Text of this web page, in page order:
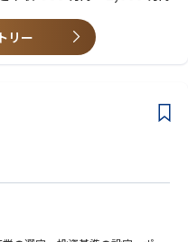
テージの会社に対するValue up
築することができる
とその解決策を自ら考え実行す
有しあうことで、自分一人では
す
きます。
長支援経験
事業企画、事業撤退、事業買収/
支援経験
事業企画、事業撤退、事業買収/
等の業務経験
リー